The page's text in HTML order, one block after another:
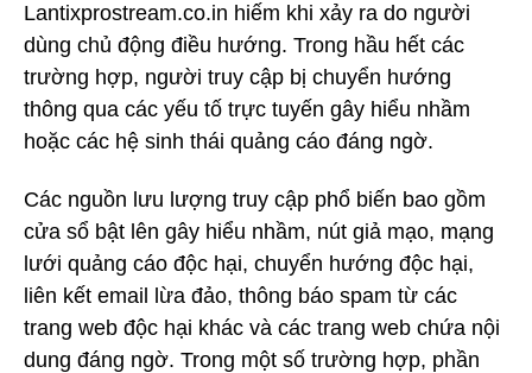
Lantixprostream.co.in hiếm khi xảy ra do người
dùng chủ động điều hướng. Trong hầu hết các
trường hợp, người truy cập bị chuyển hướng
thông qua các yếu tố trực tuyến gây hiểu nhầm
hoặc các hệ sinh thái quảng cáo đáng ngờ.
Các nguồn lưu lượng truy cập phổ biến bao gồm
cửa sổ bật lên gây hiểu nhầm, nút giả mạo, mạng
lưới quảng cáo độc hại, chuyển hướng độc hại,
liên kết email lừa đảo, thông báo spam từ các
trang web độc hại khác và các trang web chứa nội
dung đáng ngờ. Trong một số trường hợp, phần